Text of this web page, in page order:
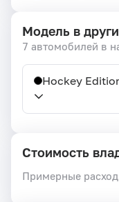
Модель в
7 автомобилей в
Hockey
Стоимость
Примерные